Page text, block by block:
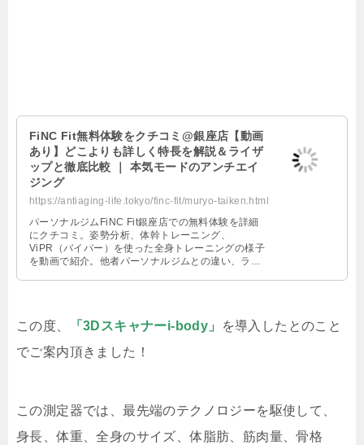
FiNC Fit無料体験をクチコミ@銀座店【動画
あり】どこよりも詳しく特長を解説＆ライザ
ップと徹底比較 ｜ 本気モードのアンチエイ
ジング
https://antiaging-life.tokyo/finc-fit/muryo-taiken.html
パーソナルジムFiNC Fit銀座店での無料体験を詳細
にクチコミ。姿勢分析、体幹トレーニング、
ViPR（バイパー）を使った全身トレーニングの様子
を動画で紹介。他者パーソナルジムとの違い、ライ
この度、 「3Dスキャナーi-body」
を導入したとのこと
でご案内頂きました！
この測定器では、最先端のテクノロジーを駆使して、
身長、体重、全身のサイズ、体脂肪、筋肉量、骨格